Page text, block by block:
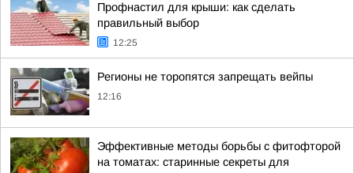
Профнастил для крыши: как сделать
правильный выбор
12:25
Регионы не торопятся запрещать вейпы
12:16
Эффективные методы борьбы с фитофторой
на томатах: старинные секреты для